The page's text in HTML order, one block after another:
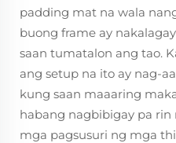
padding mat na wala
buong frame ay
saan tumatalon ang tao.
ang setup na ito ay nag-
kung saan maaaring
habang nagbibigay pa rin
mga pagsusuri ng mga